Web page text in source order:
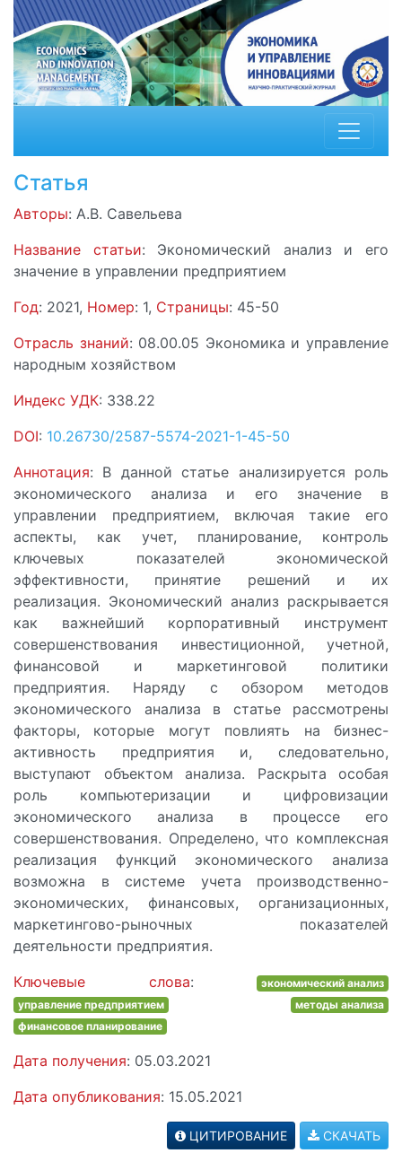
Статья
Авторы: А.В. Савельева
Название статьи: Экономический анализ и его
значение в управлении предприятием
Год: 2021, Номер: 1, Страницы: 45-50
Отрасль знаний: 08.00.05 Экономика и управление
народным хозяйством
Индекс УДК: 338.22
DOI: 10.26730/2587-5574-2021-1-45-50
Аннотация: В данной статье анализируется роль
экономического анализа и его значение в
управлении предприятием, включая такие его
аспекты, как учет, планирование, контроль
ключевых показателей экономической
эффективности, принятие решений и их
реализация. Экономический анализ раскрывается
как важнейший корпоративный инструмент
совершенствования инвестиционной, учетной,
финансовой и маркетинговой политики
предприятия. Наряду с обзором методов
экономического анализа в статье рассмотрены
факторы, которые могут повлиять на бизнес-
активность предприятия и, следовательно,
выступают объектом анализа. Раскрыта особая
роль компьютеризации и цифровизации
экономического анализа в процессе его
совершенствования. Определено, что комплексная
реализация функций экономического анализа
возможна в системе учета производственно-
экономических, финансовых, организационных,
маркетингово-рыночных показателей
деятельности предприятия.
Ключевые слова: экономический анализ
управление предприятием
методы анализа
финансовое планирование
Дата получения: 05.03.2021
Дата опубликования: 15.05.2021
ЦИТИРОВАНИЕ СКАЧАТЬ